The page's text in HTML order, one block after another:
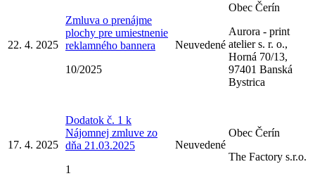
22. 4. 2025
Zmluva o prenájme
plochy pre umiestnenie
reklamného bannera
10/2025
Neuvedené
Obec Čerín
Aurora - print
atelier s. r. o.,
Horná 70/13,
97401 Banská
Bystrica
17. 4. 2025
Dodatok č. 1 k
Nájomnej zmluve zo
dňa 21.03.2025
1
Neuvedené
Obec Čerín
The Factory s.r.o.